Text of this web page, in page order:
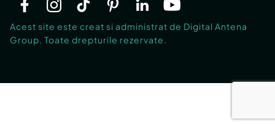
Acest site este creat si administrat de Digital Antena
Group. Toate drepturile rezervate.